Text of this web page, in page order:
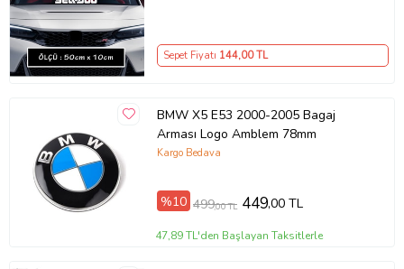
Sepet Fiyatı 144,00 TL
BMW X5 E53 2000-2005 Bagaj
Arması Logo Amblem 78mm
Kargo Bedava
%10 499,00 TL 449,00 TL
47,89 TL'den Başlayan Taksitlerle